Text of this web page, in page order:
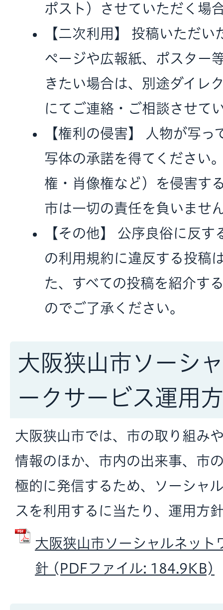
ポスト）させていただく場
【二次利用】 投稿いただ
ページや広報紙、ポスター
きたい場合は、別途ダイレ
にてご連絡・ご相談させて
【権利の侵害】 人物が写
写体の承諾を得てください
権・肖像権など）を侵害す
市は一切の責任を負いませ
【その他】 公序良俗に反
の利用規約に違反する投稿
た、すべての投稿を紹介す
のでご了承ください。
大阪狭山市ソーシ
ークサービス運用
大阪狭山市では、市の取り組み
情報のほか、市内の出来事、市
極的に発信するため、ソーシャ
スを利用するに当たり、運用方
大阪狭山市ソーシャルネット
針 (PDFファイル: 184.9KB)